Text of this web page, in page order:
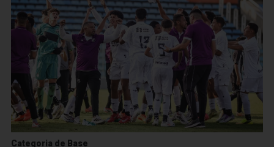
Categoria de Base